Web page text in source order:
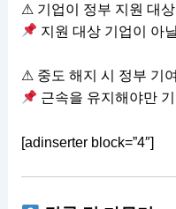
⚠ 기업이 정부 지원 대
지원 대상 기업이 아
⚠ 중도 해지 시 정부 기
근속을 유지해야만
[adinserter block=”4″]